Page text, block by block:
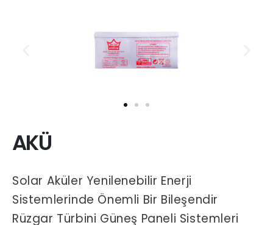
AKÜ
Solar Aküler Yenilenebilir Enerji
Sistemlerinde Önemli Bir Bileşendir
Rüzgar Türbini Güneş Paneli Sistemleri